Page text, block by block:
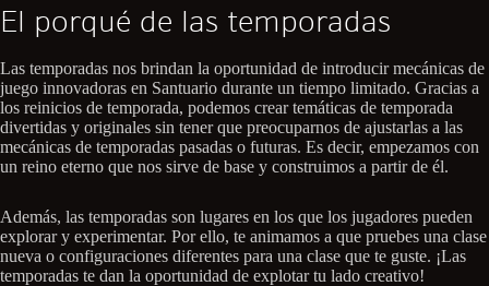
El porqué de las temporadas
Las temporadas nos brindan la oportunidad de introducir mecánicas de
juego innovadoras en Santuario durante un tiempo limitado. Gracias a
los reinicios de temporada, podemos crear temáticas de temporada
divertidas y originales sin tener que preocuparnos de ajustarlas a las
mecánicas de temporadas pasadas o futuras. Es decir, empezamos con
un reino eterno que nos sirve de base y construimos a partir de él.
Además, las temporadas son lugares en los que los jugadores pueden
explorar y experimentar. Por ello, te animamos a que pruebes una clase
nueva o configuraciones diferentes para una clase que te guste. ¡Las
temporadas te dan la oportunidad de explotar tu lado creativo!